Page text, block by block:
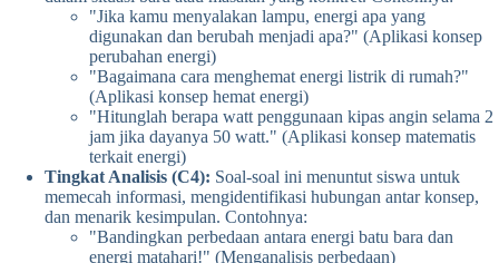
"Jika kamu menyalakan lampu, energi apa yang
digunakan dan berubah menjadi apa?" (Aplikasi konsep
perubahan energi)
"Bagaimana cara menghemat energi listrik di rumah?"
(Aplikasi konsep hemat energi)
"Hitunglah berapa watt penggunaan kipas angin selama 2
jam jika dayanya 50 watt." (Aplikasi konsep matematis
terkait energi)
Tingkat Analisis (C4): Soal-soal ini menuntut siswa untuk
memecah informasi, mengidentifikasi hubungan antar konsep,
dan menarik kesimpulan. Contohnya:
"Bandingkan perbedaan antara energi batu bara dan
energi matahari!" (Menganalisis perbedaan)